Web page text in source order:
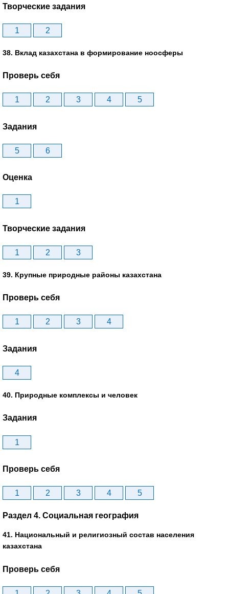
Творческие задания
1 2
38. Вклад казахстана в формирование ноосферы
Проверь себя
1 2 3 4 5
Задания
5 6
Оценка
1
Творческие задания
1 2 3
39. Крупные природные районы казахстана
Проверь себя
1 2 3 4
Задания
4
40. Природные комплексы и человек
Задания
1
Проверь себя
1 2 3 4 5
Раздел 4. Социальная география
41. Национальный и религиозный состав населения
казахстана
Проверь себя